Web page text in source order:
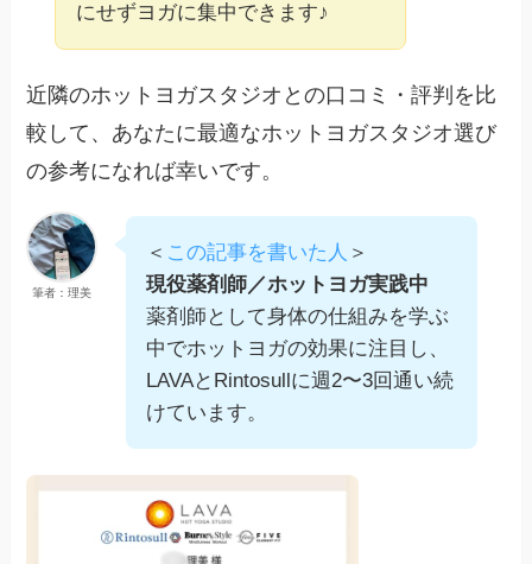
にせずヨガに集中できます♪
近隣のホットヨガスタジオとの口コミ・評判を比
較して、あなたに最適なホットヨガスタジオ選び
の参考になれば幸いです。
筆者：理美
＜ この記事を書いた人 ＞
現役薬剤師／ホットヨガ実践中
薬剤師として身体の仕組みを学ぶ
中でホットヨガの効果に注目し、
LAVAとRintosullに週2〜3回通い続
けています。